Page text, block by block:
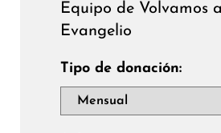
Equipo de Volvamos
Evangelio
Tipo de donación: